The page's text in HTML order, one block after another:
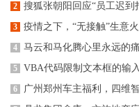
2 搜狐张朝阳回应“员工迟到
3 疫情之下，“无接触”生意
4 马云和马化腾心里永远的痛
5 VBA代码限制文本框的输入
6 广州郑州车主福利，四维